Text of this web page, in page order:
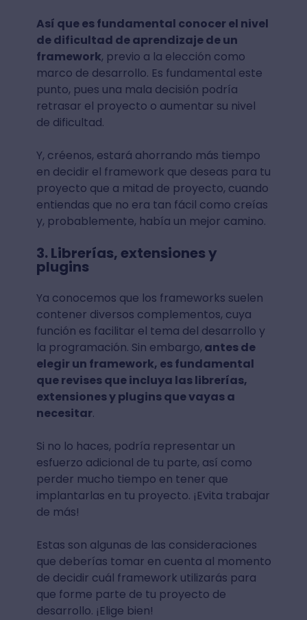
Así que es fundamental conocer el nivel
de dificultad de aprendizaje de un
framework, previo a la elección como
marco de desarrollo. Es fundamental este
punto, pues una mala decisión podría
retrasar el proyecto o aumentar su nivel
de dificultad.
Y, créenos, estará ahorrando más tiempo
en decidir el framework que deseas para tu
proyecto que a mitad de proyecto, cuando
entiendas que no era tan fácil como creías
y, probablemente, había un mejor camino.
3. Librerías, extensiones y
plugins
Ya conocemos que los frameworks suelen
contener diversos complementos, cuya
función es facilitar el tema del desarrollo y
la programación. Sin embargo, antes de
elegir un framework, es fundamental
que revises que incluya las librerías,
extensiones y plugins que vayas a
necesitar.
Si no lo haces, podría representar un
esfuerzo adicional de tu parte, así como
perder mucho tiempo en tener que
implantarlas en tu proyecto. ¡Evita trabajar
de más!
Estas son algunas de las consideraciones
que deberías tomar en cuenta al momento
de decidir cuál framework utilizarás para
que forme parte de tu proyecto de
desarrollo. ¡Elige bien!